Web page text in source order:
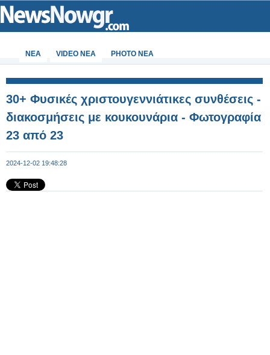
ΝΕΑ VIDEO NEA PHOTO NEA
30+ Φυσικές χριστουγεννιάτικες συνθέσεις -
διακοσμήσεις με κουκουνάρια - Φωτογραφία
23 από 23
2024-12-02 19:48:28